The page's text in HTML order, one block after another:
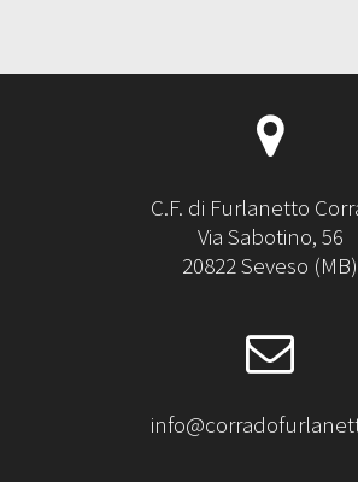
C.F. di Furlanetto
Via Sabotino, 56
20822 Seveso (MB)